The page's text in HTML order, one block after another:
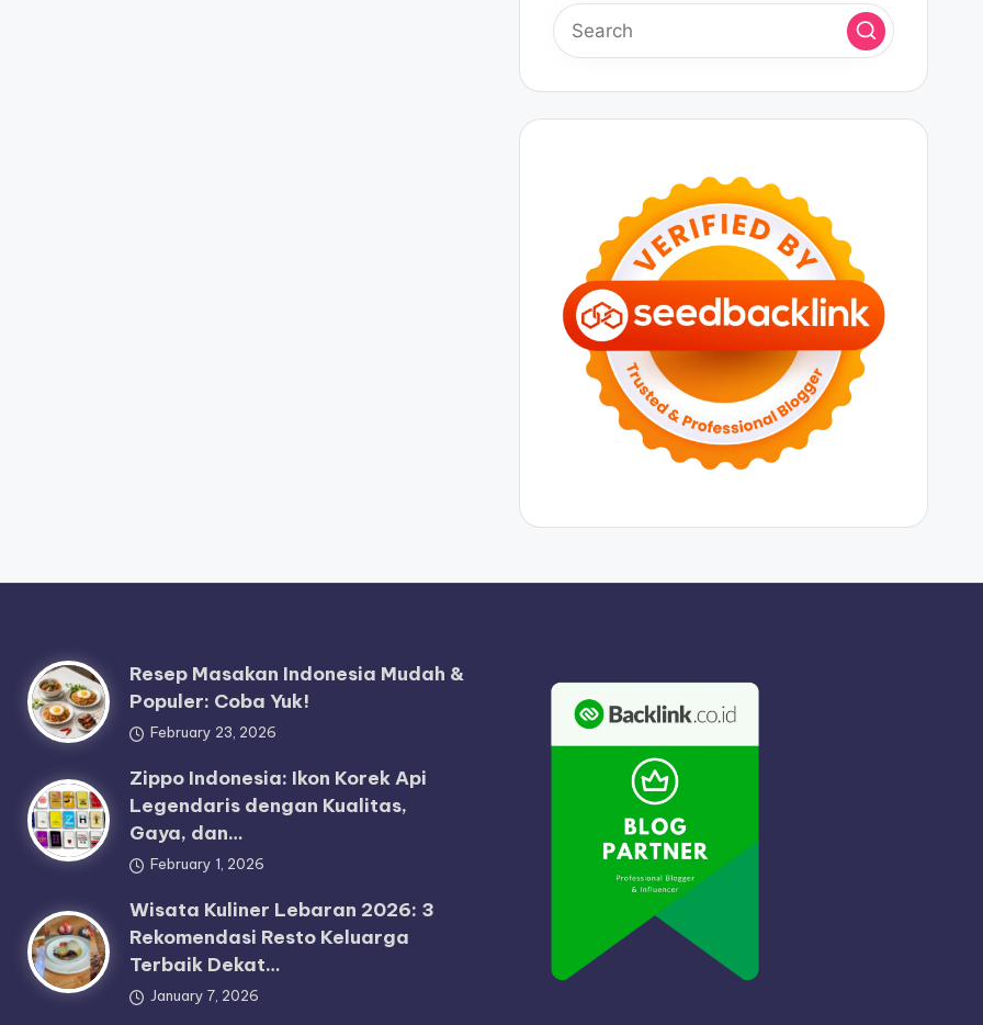
Resep Masakan Indonesia Mudah &
Populer: Coba Yuk!
February 23, 2026
Zippo Indonesia: Ikon Korek Api
Legendaris dengan Kualitas,
Gaya, dan…
February 1, 2026
Wisata Kuliner Lebaran 2026: 3
Rekomendasi Resto Keluarga
Terbaik Dekat…
January 7, 2026